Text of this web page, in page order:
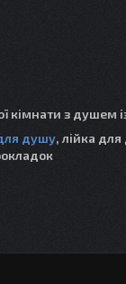
кімнати з душем
душу, лійка